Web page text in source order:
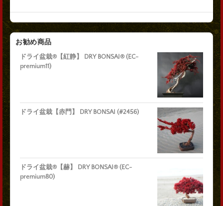
お勧め商品
ドライ盆栽®【紅静】 DRY BONSAI® (EC-
premium11)
ドライ盆栽【赤門】 DRY BONSAI (#2456)
ドライ盆栽®【赫】 DRY BONSAI® (EC-
premium80)